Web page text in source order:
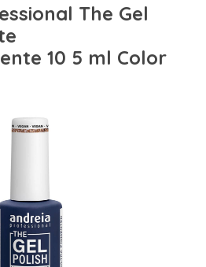
The Gel
10 5 ml Color